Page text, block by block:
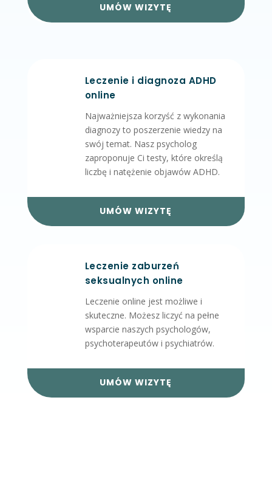
UMÓW WIZYTĘ
Leczenie i diagnoza ADHD
online
Najważniejsza korzyść z wykonania
diagnozy to poszerzenie wiedzy na
swój temat. Nasz psycholog
zaproponuje Ci testy, które określą
liczbę i natężenie objawów ADHD.
UMÓW WIZYTĘ
Leczenie zaburzeń
seksualnych online
Leczenie online jest możliwe i
skuteczne. Możesz liczyć na pełne
wsparcie naszych psychologów,
psychoterapeutów i psychiatrów.
UMÓW WIZYTĘ